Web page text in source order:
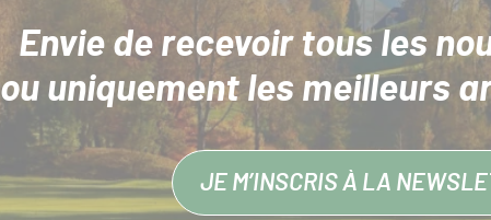
Envie de recevoir tous les
ou uniquement les meilleurs
JE M’INSCRIS À LA